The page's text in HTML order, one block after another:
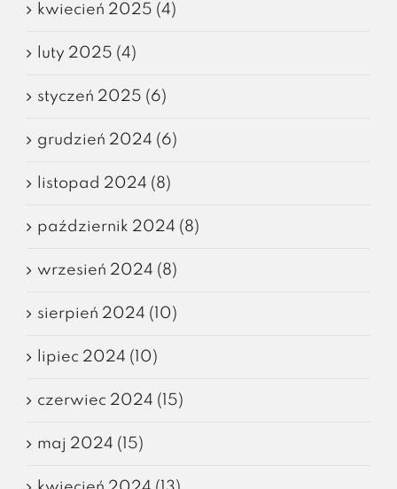
kwiecień 2025 (4)
luty 2025 (4)
styczeń 2025 (6)
grudzień 2024 (6)
listopad 2024 (8)
październik 2024 (8)
wrzesień 2024 (8)
sierpień 2024 (10)
lipiec 2024 (10)
czerwiec 2024 (15)
maj 2024 (15)